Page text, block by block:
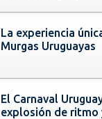
La experiencia
Murgas Uruguayas
El Carnaval
explosión de ritmo